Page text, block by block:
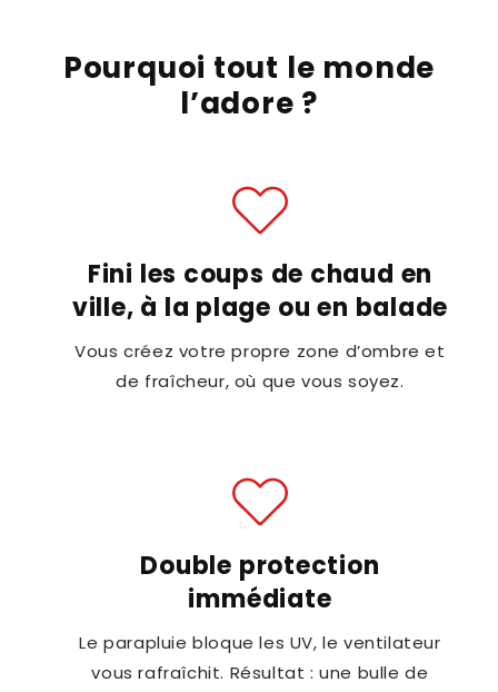
Pourquoi tout le monde
l’adore ?
Fini les coups de chaud en
ville, à la plage ou en balade
Vous créez votre propre zone d’ombre et
de fraîcheur, où que vous soyez.
Double protection
immédiate
Le parapluie bloque les UV, le ventilateur
vous rafraîchit. Résultat : une bulle de